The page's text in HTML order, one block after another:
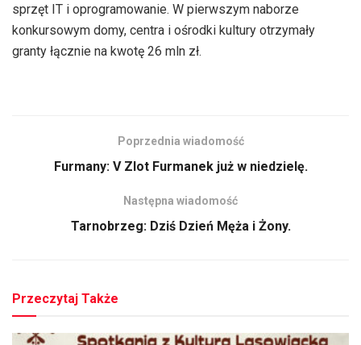
sprzęt IT i oprogramowanie. W pierwszym naborze
konkursowym domy, centra i ośrodki kultury otrzymały
granty łącznie na kwotę 26 mln zł.
Poprzednia wiadomość
Furmany: V Zlot Furmanek już w niedzielę.
Następna wiadomość
Tarnobrzeg: Dziś Dzień Męża i Żony.
Przeczytaj Także